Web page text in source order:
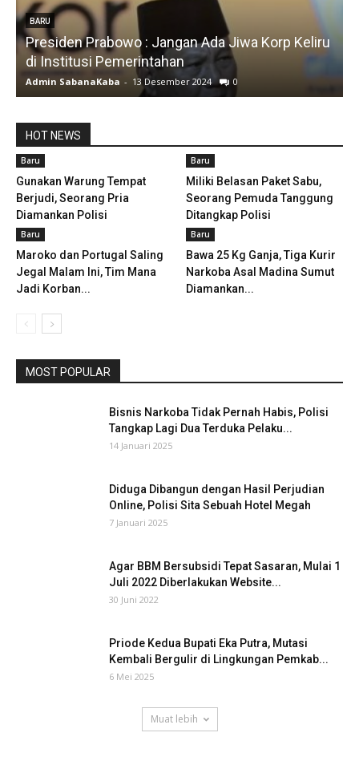
BARU
Presiden Prabowo : Jangan Ada Jiwa Korp Keliru
di Institusi Pemerintahan
Admin SabanaKaba - 13 Desember 2024 0
HOT NEWS
Baru
Gunakan Warung Tempat
Berjudi, Seorang Pria
Diamankan Polisi
Baru
Miliki Belasan Paket Sabu,
Seorang Pemuda Tanggung
Ditangkap Polisi
Baru
Maroko dan Portugal Saling
Jegal Malam Ini, Tim Mana
Jadi Korban...
Baru
Bawa 25 Kg Ganja, Tiga Kurir
Narkoba Asal Madina Sumut
Diamankan...
MOST POPULAR
Bisnis Narkoba Tidak Pernah Habis, Polisi
Tangkap Lagi Dua Terduka Pelaku...
14 Januari 2025
Diduga Dibangun dengan Hasil Perjudian
Online, Polisi Sita Sebuah Hotel Megah
7 Januari 2025
Agar BBM Bersubsidi Tepat Sasaran, Mulai 1
Juli 2022 Diberlakukan Website...
30 Juni 2022
Priode Kedua Bupati Eka Putra, Mutasi
Kembali Bergulir di Lingkungan Pemkab...
6 Mei 2025
Muat lebih